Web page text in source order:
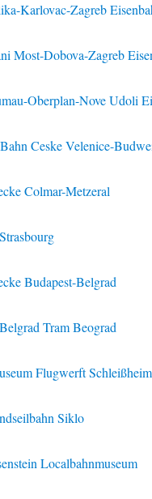
Karlovac-Zagreb
Most-Dobova-Zagreb
Oberplan-Nove Udoli
Ceske Velenice-
Colmar-Metzeral
Budapest-Belgrad
Tram Beograd
Flugwerft Schleißheim
Siklo
Localbahnmuseum